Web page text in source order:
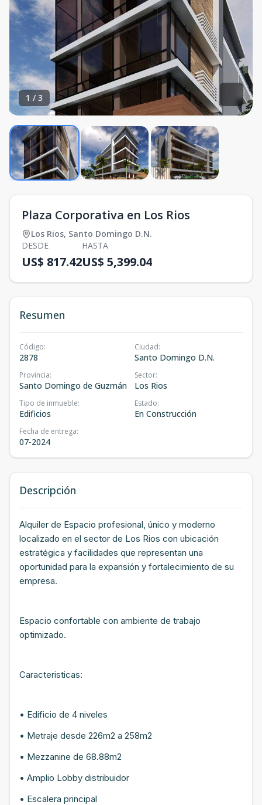
1 / 3
Plaza Corporativa en Los Rios
Los Rios, Santo Domingo D.N.
DESDE
US$ 817.42
HASTA
US$ 5,399.04
Resumen
Código:
2878
Ciudad:
Santo Domingo D.N.
Provincia:
Santo Domingo de Guzmán
Sector:
Los Rios
Tipo de inmueble:
Edificios
Estado:
En Construcción
Fecha de entrega:
07-2024
Descripción
Alquiler de Espacio profesional, único y moderno
localizado en el sector de Los Rios con ubicación
estratégica y facilidades que representan una
oportunidad para la expansión y fortalecimiento de su
empresa.
Espacio confortable con ambiente de trabajo
optimizado.
Caracteristicas:
• Edificio de 4 niveles
• Metraje desde 226m2 a 258m2
• Mezzanine de 68.88m2
• Amplio Lobby distribuidor
• Escalera principal